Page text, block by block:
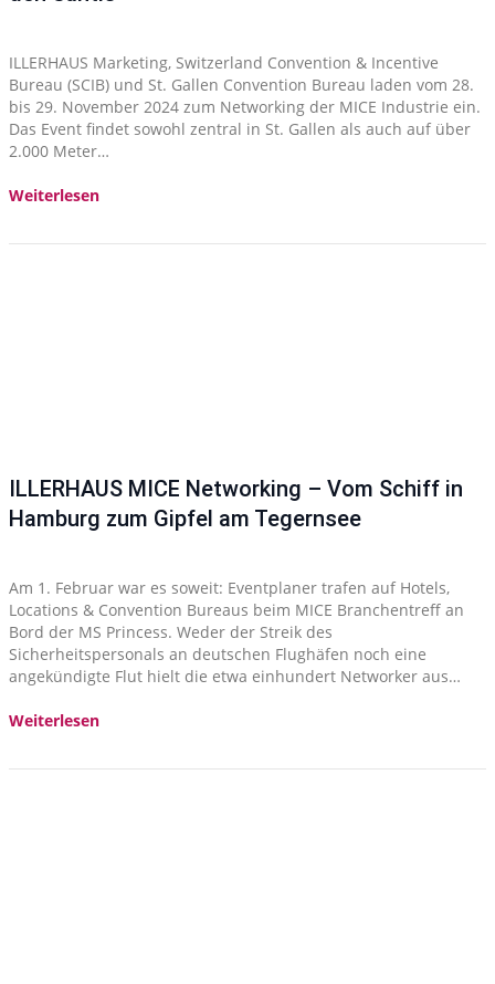
ILLERHAUS Marketing, Switzerland Convention & Incentive
Bureau (SCIB) und St. Gallen Convention Bureau laden vom 28.
bis 29. November 2024 zum Networking der MICE Industrie ein.
Das Event findet sowohl zentral in St. Gallen als auch auf über
2.000 Meter…
Weiterlesen
ILLERHAUS MICE Networking – Vom Schiff in
Hamburg zum Gipfel am Tegernsee
Am 1. Februar war es soweit: Eventplaner trafen auf Hotels,
Locations & Convention Bureaus beim MICE Branchentreff an
Bord der MS Princess. Weder der Streik des
Sicherheitspersonals an deutschen Flughäfen noch eine
angekündigte Flut hielt die etwa einhundert Networker aus…
Weiterlesen